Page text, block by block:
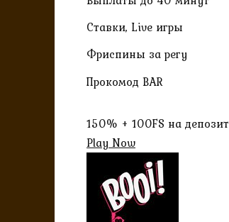
Ставки, Live игры
Фриспины за регу
Прокомод BAR
150% + 100FS на депозит
Play Now